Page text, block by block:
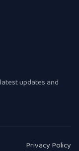
updates and
Privacy Policy